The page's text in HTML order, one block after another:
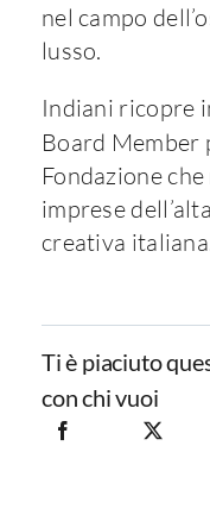
nel campo
lusso.
Indiani ricopre
Board Member
Fondazione
imprese
creativa
Ti è piaciuto
con chi vuoi